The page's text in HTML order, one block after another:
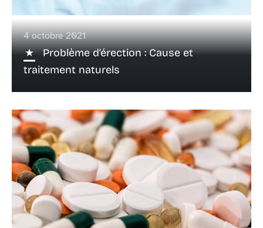
4 octobre 2021
Problème d’érection : Cause et
traitement naturels